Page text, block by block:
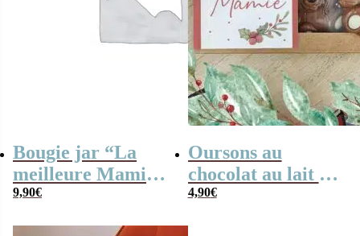
Bougie jar “La
meilleure Mamie
du monde”
9,90€
Oursons au
chocolat au lait x3
“Joyeux Noël
4,90€